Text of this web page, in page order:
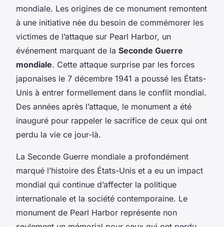
mondiale. Les origines de ce monument remontent
à une initiative née du besoin de commémorer les
victimes de l’attaque sur Pearl Harbor, un
événement marquant de la Seconde Guerre
mondiale. Cette attaque surprise par les forces
japonaises le 7 décembre 1941 a poussé les États-
Unis à entrer formellement dans le conflit mondial.
Des années après l’attaque, le monument a été
inauguré pour rappeler le sacrifice de ceux qui ont
perdu la vie ce jour-là.
La Seconde Guerre mondiale a profondément
marqué l’histoire des États-Unis et a eu un impact
mondial qui continue d’affecter la politique
internationale et la société contemporaine. Le
monument de Pearl Harbor représente non